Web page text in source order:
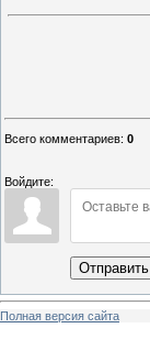
Всего комментариев: 0
Войдите:
Отправить
Полная версия сайта